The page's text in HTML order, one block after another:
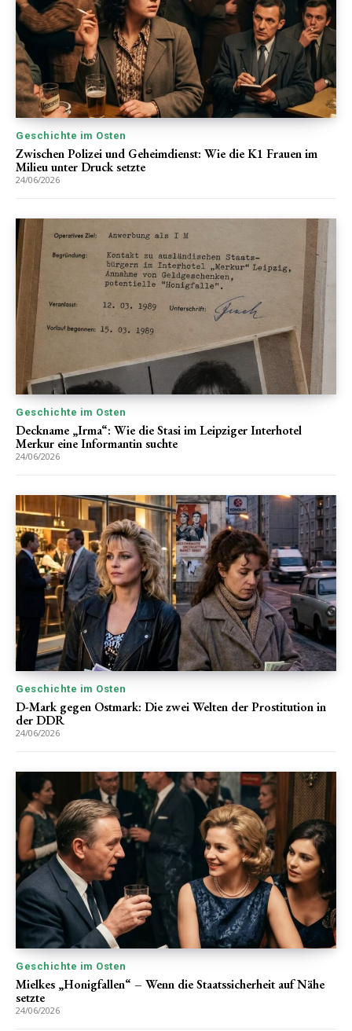
Geschichte im Osten
Zwischen Polizei und Geheimdienst: Wie die K1 Frauen im
Milieu unter Druck setzte
24/06/2026
Geschichte im Osten
Deckname „Irma“: Wie die Stasi im Leipziger Interhotel
Merkur eine Informantin suchte
24/06/2026
Geschichte im Osten
D-Mark gegen Ostmark: Die zwei Welten der Prostitution in
der DDR
24/06/2026
Geschichte im Osten
Mielkes „Honigfallen“ – Wenn die Staatssicherheit auf Nähe
setzte
24/06/2026